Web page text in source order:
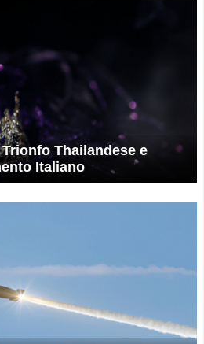
Thailandese e
Italiano